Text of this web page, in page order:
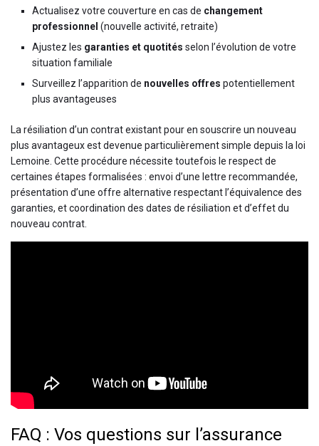
Actualisez votre couverture en cas de changement
professionnel (nouvelle activité, retraite)
Ajustez les garanties et quotités selon l’évolution de votre
situation familiale
Surveillez l’apparition de nouvelles offres potentiellement
plus avantageuses
La résiliation d’un contrat existant pour en souscrire un nouveau
plus avantageux est devenue particulièrement simple depuis la loi
Lemoine. Cette procédure nécessite toutefois le respect de
certaines étapes formalisées : envoi d’une lettre recommandée,
présentation d’une offre alternative respectant l’équivalence des
garanties, et coordination des dates de résiliation et d’effet du
nouveau contrat.
FAQ : Vos questions sur l’assurance